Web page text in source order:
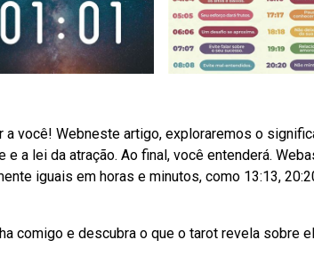
a você! Webneste artigo, exploraremos o
a lei da atração. Ao final, você entenderá.
iguais em horas e minutos, como 13:13,
comigo e descubra o que o tarot revela sobre